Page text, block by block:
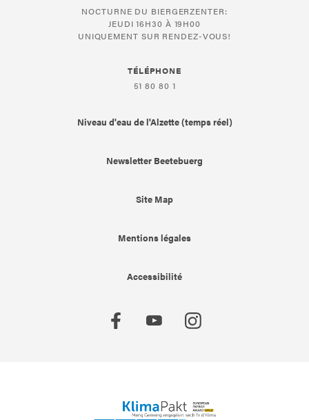
NOCTURNE DU BIERGERZENTER:
JEUDI 16H30 À 19H00
UNIQUEMENT SUR RENDEZ-VOUS!
TÉLÉPHONE
51 80 80 1
Niveau d'eau de l'Alzette (temps réel)
Newsletter Beetebuerg
Site Map
Mentions légales
Accessibilité